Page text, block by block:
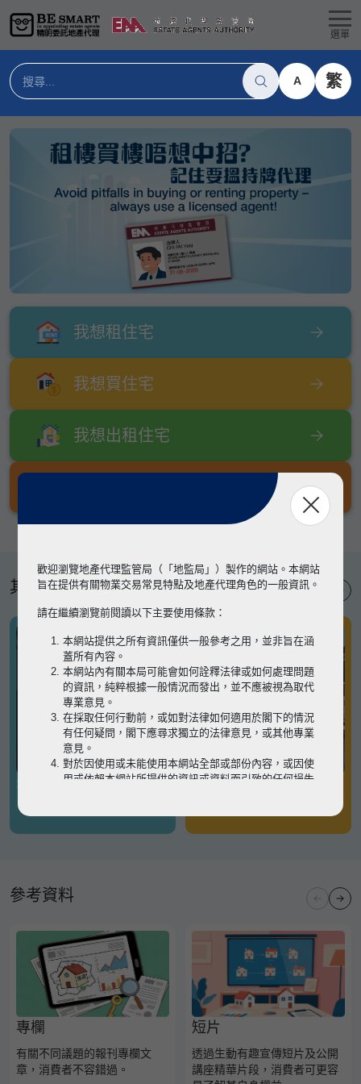
選單
A 繁
我想租住宅
我想買住宅
我想出租住宅
其他專題
有關凶宅
參考資料
專欄
有關不同議題的報刊專欄文
章，消費者不容錯過。
短片
透過生動有趣宣傳短片及公開
講座精華片段，消費者可更容
歡迎瀏覽地產代理監管局（「地監局」）製作的網站。本網站
旨在提供有關物業交易常見特點及地產代理角色的一般資訊。
請在繼續瀏覽前閱讀以下主要使用條款：
本網站提供之所有資訊僅供一般參考之用，並非旨在涵
蓋所有內容。
本網站內有關本局可能會如何詮釋法律或如何處理問題
的資訊，純粹根據一般情況而發出，並不應被視為取代
專業意見。
在採取任何行動前，或如對法律如何適用於閣下的情況
有任何疑問，閣下應尋求獨立的法律意見，或其他專業
意見。
對於因使用或未能使用本網站全部或部份內容，或因使
用或依賴本網站所提供的資訊或資料而引致的任何損失
瀏覽以細閱本網站使用條款的完整版本。如有任